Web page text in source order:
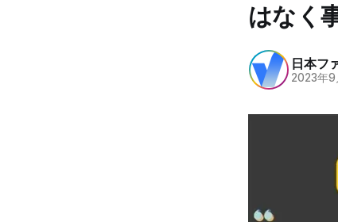
はなく
日本フ
2023年9